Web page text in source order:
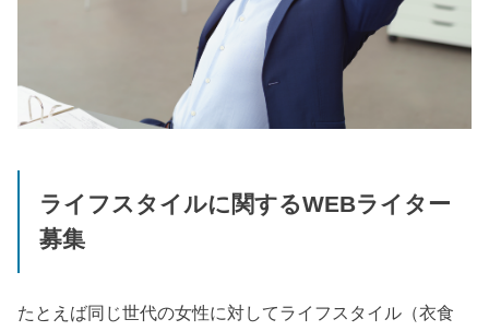
ライフスタイルに関するWEBライター
募集
たとえば同じ世代の女性に対してライフスタイル（衣食